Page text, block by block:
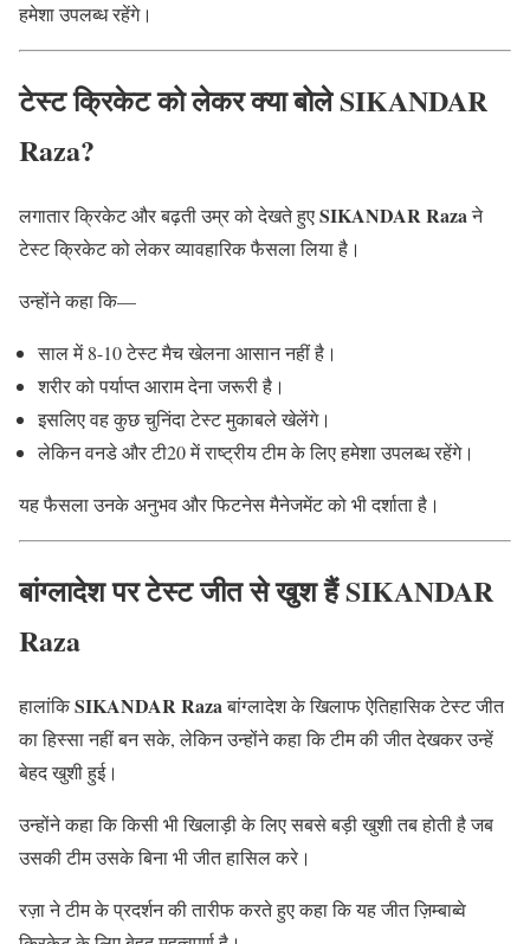
हमेशा उपलब्ध रहेंगे।
टेस्ट क्रिकेट को लेकर क्या बोले SIKANDAR
Raza?
लगातार क्रिकेट और बढ़ती उम्र को देखते हुएSIKANDAR Razaने
टेस्ट क्रिकेट को लेकर व्यावहारिक फैसला लिया है।
उन्होंने कहा कि—
साल में 8-10 टेस्ट मैच खेलना आसान नहीं है।
शरीर को पर्याप्त आराम देना जरूरी है।
इसलिए वह कुछ चुनिंदा टेस्ट मुकाबले खेलेंगे।
लेकिन वनडे और टी20 में राष्ट्रीय टीम के लिए हमेशा उपलब्ध रहेंगे।
यह फैसला उनके अनुभव और फिटनेस मैनेजमेंट को भी दर्शाता है।
बांग्लादेश पर टेस्ट जीत से खुश हैं SIKANDAR
Raza
हालांकिSIKANDAR Razaबांग्लादेश के खिलाफ ऐतिहासिक टेस्ट जीत
का हिस्सा नहीं बन सके, लेकिन उन्होंने कहा कि टीम की जीत देखकर उन्हें
बेहद खुशी हुई।
उन्होंने कहा कि किसी भी खिलाड़ी के लिए सबसे बड़ी खुशी तब होती है जब
उसकी टीम उसके बिना भी जीत हासिल करे।
रज़ा ने टीम के प्रदर्शन की तारीफ करते हुए कहा कि यह जीत ज़िम्बाब्वे